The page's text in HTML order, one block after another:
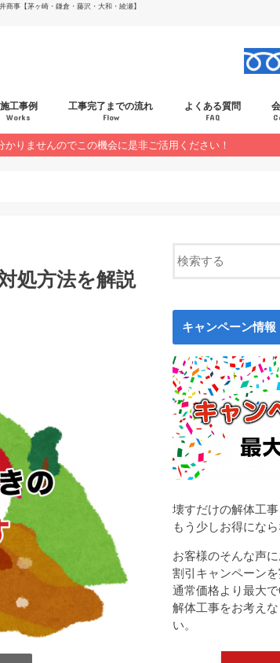
商事【茅ヶ崎・鎌倉・藤沢・大和・綾瀬】
施工事例
Works
客様の声
ャンペーン
工事完了までの流れ
Flow
よくある質問
FAQ
りませんのでこの機会に是非ご活用ください！
処方法を解説
キャンペーン情報
壊すだけの解体工事
もう少しお得になら
お客様のそんな声
割引キャンペーンを
通常価格より最大で
解体工事をお考え
い。